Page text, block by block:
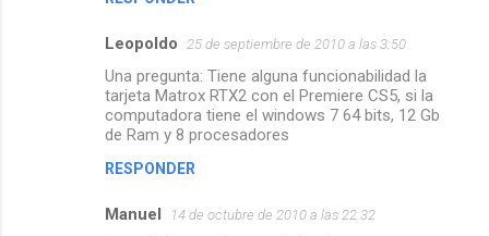
Leopoldo 25 de septiembre de 2010 a las 3:50
Una pregunta: Tiene alguna funcionabilidad la
tarjeta Matrox RTX2 con el Premiere CS5, si la
computadora tiene el windows 7 64 bits, 12 Gb
de Ram y 8 procesadores
RESPONDER
Manuel 14 de octubre de 2010 a las 22:32